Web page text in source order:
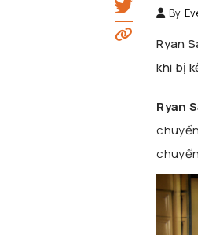
By
Ryan
khi bị
Ryan